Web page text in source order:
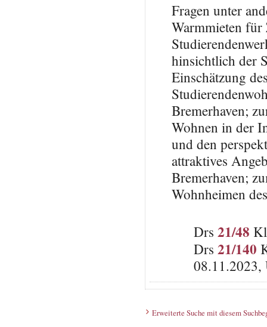
Fragen unter
Warmmieten für
hinsichtlich der
Einschätzung
Bremerhaven;
Wohnen in der
und den
attraktives
Bremerhaven;
Wohnheimen
Drs 21/48
Drs 21/140
08.11.2023,
Erweiterte Suche mit diesem